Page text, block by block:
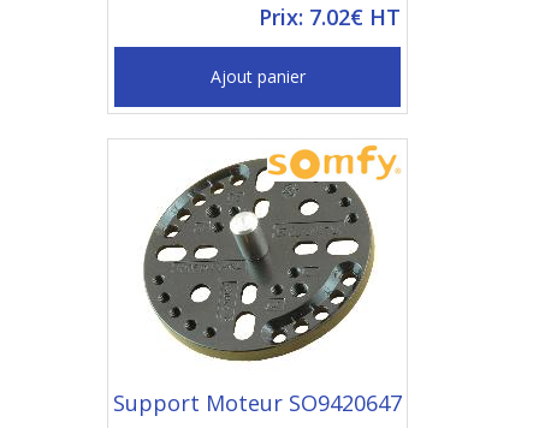
Prix: 7.02€ HT
Ajout panier
Support Moteur SO9420647